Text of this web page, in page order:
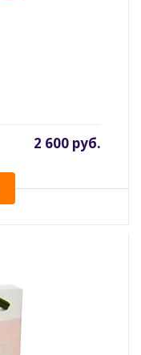
2 600 руб.